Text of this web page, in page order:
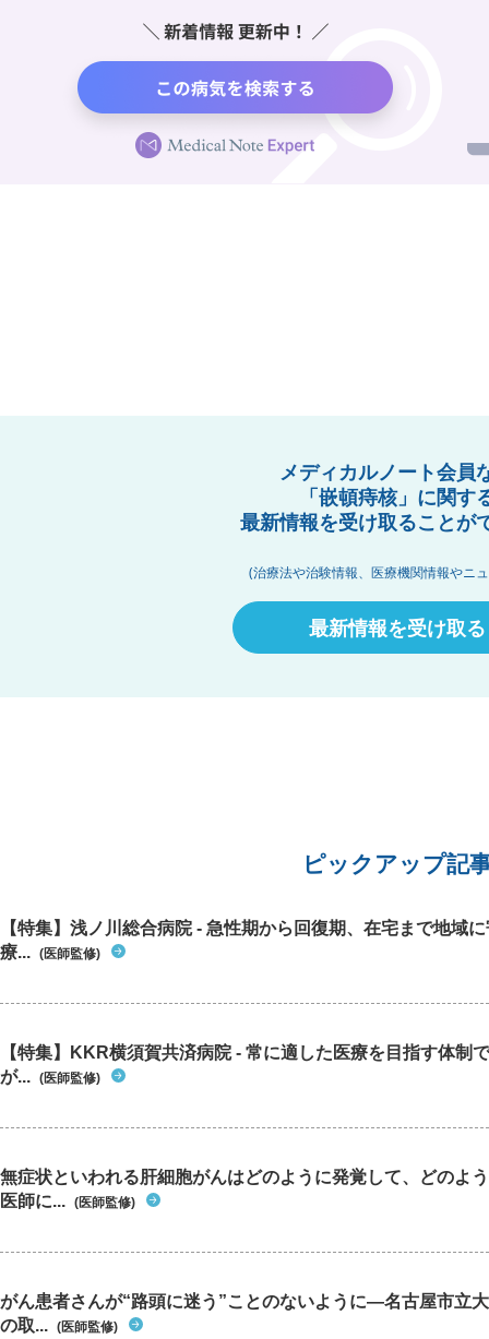
メディカルノート会員
「嵌頓痔核」に関す
最新情報を受け取ることが
(治療法や治験情報、医療機関情報やニ
最新情報を受け取る
ピックアップ記
【特集】浅ノ川総合病院 - 急性期から回復期、在宅まで地域
療... (医師監修)
【特集】KKR横須賀共済病院 - 常に適した医療を目指す体制
が... (医師監修)
無症状といわれる肝細胞がんはどのように発覚して、どのよ
医師に... (医師監修)
がん患者さんが“路頭に迷う”ことのないように―名古屋市立
の取... (医師監修)